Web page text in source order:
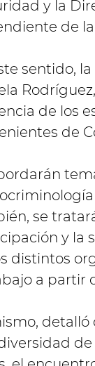
y la
de
sentido,
de los
de
se
y la
distintos
a partir
detalló